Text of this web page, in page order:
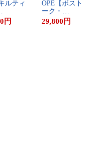
ル​テ​ィ​
円
O​P​E​【​ボ​ス​ト​
ー​ク​・​…
29,800 円